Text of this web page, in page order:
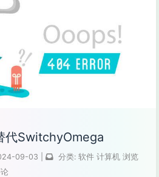
代SwitchyOmega
09-03 分类: 软件 计算机 浏览